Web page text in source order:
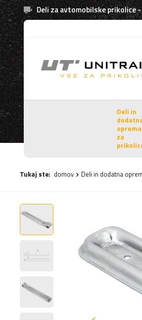
Deli za avtomobilske prikolice -
Deli in
oprema
za
Tukaj ste: domov Deli in dodatna